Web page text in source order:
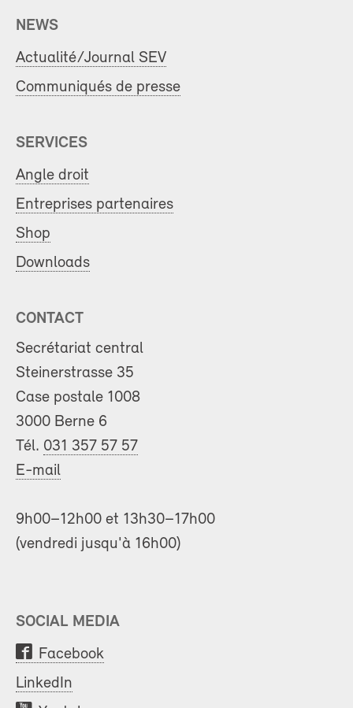
NEWS
Actualité/Journal SEV
Communiqués de presse
SERVICES
Angle droit
Entreprises partenaires
Shop
Downloads
CONTACT
Secrétariat central
Steinerstrasse 35
Case postale 1008
3000 Berne 6
Tél. 031 357 57 57
E-mail
9h00–12h00 et 13h30–17h00
(vendredi jusqu'à 16h00)
SOCIAL MEDIA
Facebook
LinkedIn